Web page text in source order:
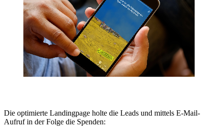
Die optimierte Landingpage holte die Leads und mittels E-Mail-
Aufruf in der Folge die Spenden: